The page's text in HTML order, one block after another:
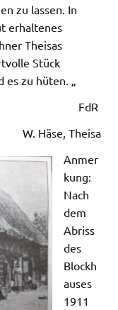
zu lassen. In
erhaltenes
Theisas
Stück
zu hüten. „
FdR
W. Häse, Theisa
Anmer
kung:
Nach
dem
Abriss
des
Blockh
auses
1911